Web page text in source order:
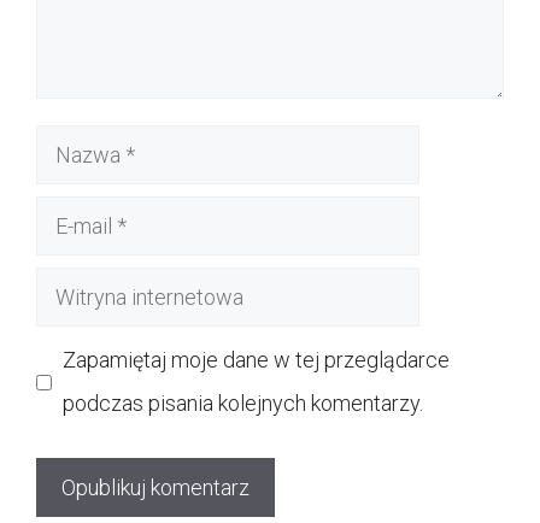
Nazwa
Witryna
Zapamiętaj moje dane w tej przeglądarce
podczas pisania kolejnych komentarzy.